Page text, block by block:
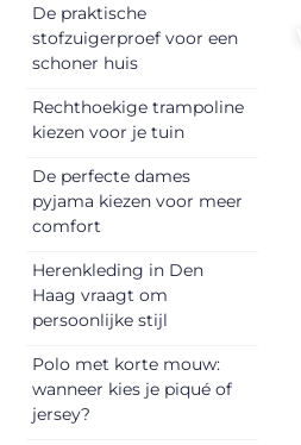
De praktische
stofzuigerproef voor een
schoner huis
Rechthoekige trampoline
kiezen voor je tuin
De perfecte dames
pyjama kiezen voor meer
comfort
Herenkleding in Den
Haag vraagt om
persoonlijke stijl
Polo met korte mouw:
wanneer kies je piqué of
jersey?